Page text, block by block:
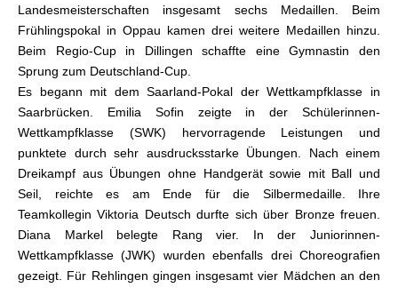
Landesmeisterschaften insgesamt sechs Medaillen. Beim
Frühlingspokal in Oppau kamen drei weitere Medaillen hinzu.
Beim Regio-Cup in Dillingen schaffte eine Gymnastin den
Sprung zum Deutschland-Cup.
Es begann mit dem Saarland-Pokal der Wettkampfklasse in
Saarbrücken. Emilia Sofin zeigte in der Schülerinnen-
Wettkampfklasse (SWK) hervorragende Leistungen und
punktete durch sehr ausdrucksstarke Übungen. Nach einem
Dreikampf aus Übungen ohne Handgerät sowie mit Ball und
Seil, reichte es am Ende für die Silbermedaille. Ihre
Teamkollegin Viktoria Deutsch durfte sich über Bronze freuen.
Diana Markel belegte Rang vier. In der Juniorinnen-
Wettkampfklasse (JWK) wurden ebenfalls drei Choreografien
gezeigt. Für Rehlingen gingen insgesamt vier Mädchen an den